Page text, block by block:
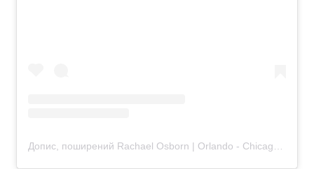
Допис, поширений Rachael Osborn | Orlando - Chicago - Destination Photographer (@rachaelosbornphoto)